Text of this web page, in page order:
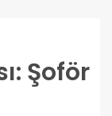
Şoför